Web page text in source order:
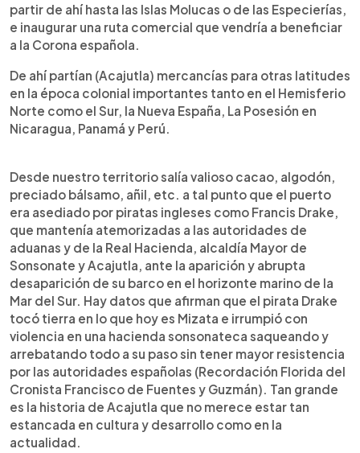
partir de ahí hasta las Islas Molucas o de las Especierías,
e inaugurar una ruta comercial que vendría a beneficiar
a la Corona española.
De ahí partían (Acajutla) mercancías para otras latitudes
en la época colonial importantes tanto en el Hemisferio
Norte como el Sur, la Nueva España, La Posesión en
Nicaragua, Panamá y Perú.
Desde nuestro territorio salía valioso cacao, algodón,
preciado bálsamo, añil, etc. a tal punto que el puerto
era asediado por piratas ingleses como Francis Drake,
que mantenía atemorizadas a las autoridades de
aduanas y de la Real Hacienda, alcaldía Mayor de
Sonsonate y Acajutla, ante la aparición y abrupta
desaparición de su barco en el horizonte marino de la
Mar del Sur. Hay datos que afirman que el pirata Drake
tocó tierra en lo que hoy es Mizata e irrumpió con
violencia en una hacienda sonsonateca saqueando y
arrebatando todo a su paso sin tener mayor resistencia
por las autoridades españolas (Recordación Florida del
Cronista Francisco de Fuentes y Guzmán). Tan grande
es la historia de Acajutla que no merece estar tan
estancada en cultura y desarrollo como en la
actualidad.